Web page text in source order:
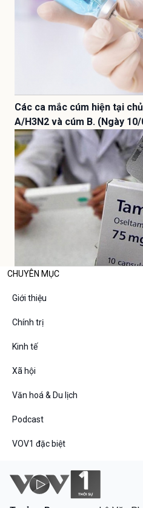
Các ca mắc cúm hiện tại
A/H3N2 và cúm B. (Ngày
CHUYÊN MỤC
Giới thiệu
Chính trị
Kinh tế
Xã hội
Văn hoá & Du lịch
Podcast
VOV1 đặc biệt